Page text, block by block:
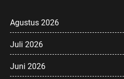
Agustus 2026
Juli 2026
Juni 2026